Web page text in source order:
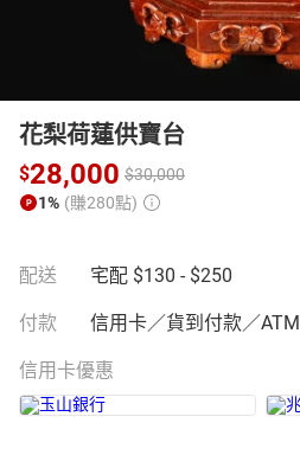
花梨荷蓮供寶台
$28,000 $30,000
1% (賺280點)
配送 宅配 $130 - $250
付款 信用卡／貨到付款／ATM
信用卡優惠